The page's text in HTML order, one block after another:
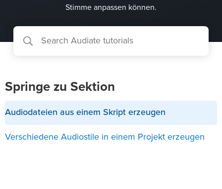
Stimme anpassen können.
Springe zu Sektion
Audiodateien aus einem Skript erzeugen
Verschiedene Audiostile in einem Projekt erzeugen